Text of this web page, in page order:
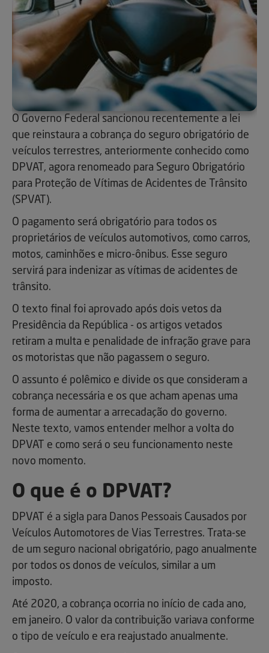
O Governo Federal sancionou recentemente a lei
que reinstaura a cobrança do seguro obrigatório de
veículos terrestres, anteriormente conhecido como
DPVAT, agora renomeado para Seguro Obrigatório
para Proteção de Vítimas de Acidentes de Trânsito
(SPVAT).
O pagamento será obrigatório para todos os
proprietários de veículos automotivos, como carros,
motos, caminhões e micro-ônibus. Esse seguro
servirá para indenizar as vítimas de acidentes de
trânsito.
O texto final foi aprovado após dois vetos da
Presidência da República - os artigos vetados
retiram a multa e penalidade de infração grave para
os motoristas que não pagassem o seguro.
O assunto é polêmico e divide os que consideram a
cobrança necessária e os que acham apenas uma
forma de aumentar a arrecadação do governo.
Neste texto, vamos entender melhor a volta do
DPVAT e como será o seu funcionamento neste
novo momento.
O que é o DPVAT?
DPVAT é a sigla para Danos Pessoais Causados por
Veículos Automotores de Vias Terrestres. Trata-se
de um seguro nacional obrigatório, pago anualmente
por todos os donos de veículos, similar a um
imposto.
Até 2020, a cobrança ocorria no início de cada ano,
em janeiro. O valor da contribuição variava conforme
o tipo de veículo e era reajustado anualmente.